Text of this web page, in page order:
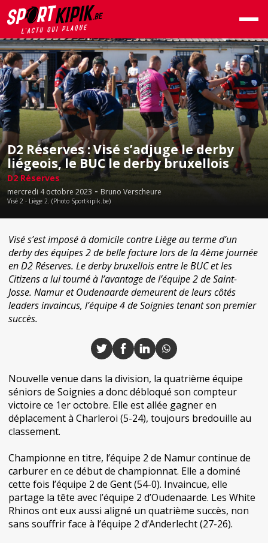
D2 Réserves : Visé s’adjuge le derby
liégeois, le BUC le derby bruxellois
D2 Réserves
mercredi 4 octobre 2023 - Bruno Verscheure
Visé 2 - Liège 2. (Photo Sportkipik.be)
Visé s’est imposé à domicile contre Liège au terme d’un
derby des équipes 2 de belle facture lors de la 4ème journée
en D2 Réserves. Le derby bruxellois entre le BUC et les
Citizens a lui tourné à l’avantage de l’équipe 2 de Saint-
Josse. Namur et Oudenaarde demeurent de leurs côtés
leaders invaincus, l’équipe 4 de Soignies tenant son premier
succès.
Nouvelle venue dans la division, la quatrième équipe
séniors de Soignies a donc débloqué son compteur
victoire ce 1er octobre. Elle est allée gagner en
déplacement à Charleroi (5-24), toujours bredouille au
classement.
Championne en titre, l’équipe 2 de Namur continue de
carburer en ce début de championnat. Elle a dominé
cette fois l’équipe 2 de Gent (54-0). Invaincue, elle
partage la tête avec l’équipe 2 d’Oudenaarde. Les White
Rhinos ont eux aussi aligné un quatrième succès, non
sans souffrir face à l’équipe 2 d’Anderlecht (27-26).